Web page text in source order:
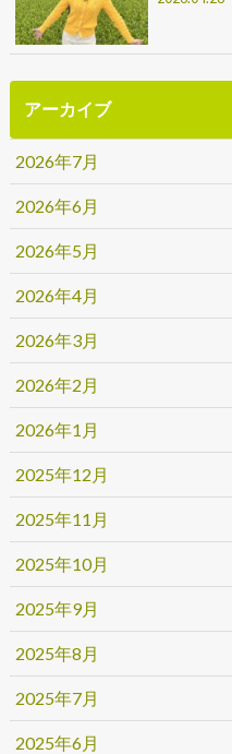
アーカイブ
2026年7月
2026年6月
2026年5月
2026年4月
2026年3月
2026年2月
2026年1月
2025年12月
2025年11月
2025年10月
2025年9月
2025年8月
2025年7月
2025年6月